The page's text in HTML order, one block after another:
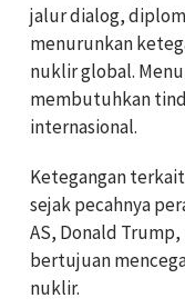
jalur dialog,
menurunkan
nuklir global.
membutuhkan
internasional.
Ketegangan
sejak pecahnya
AS, Donald
bertujuan
nuklir.